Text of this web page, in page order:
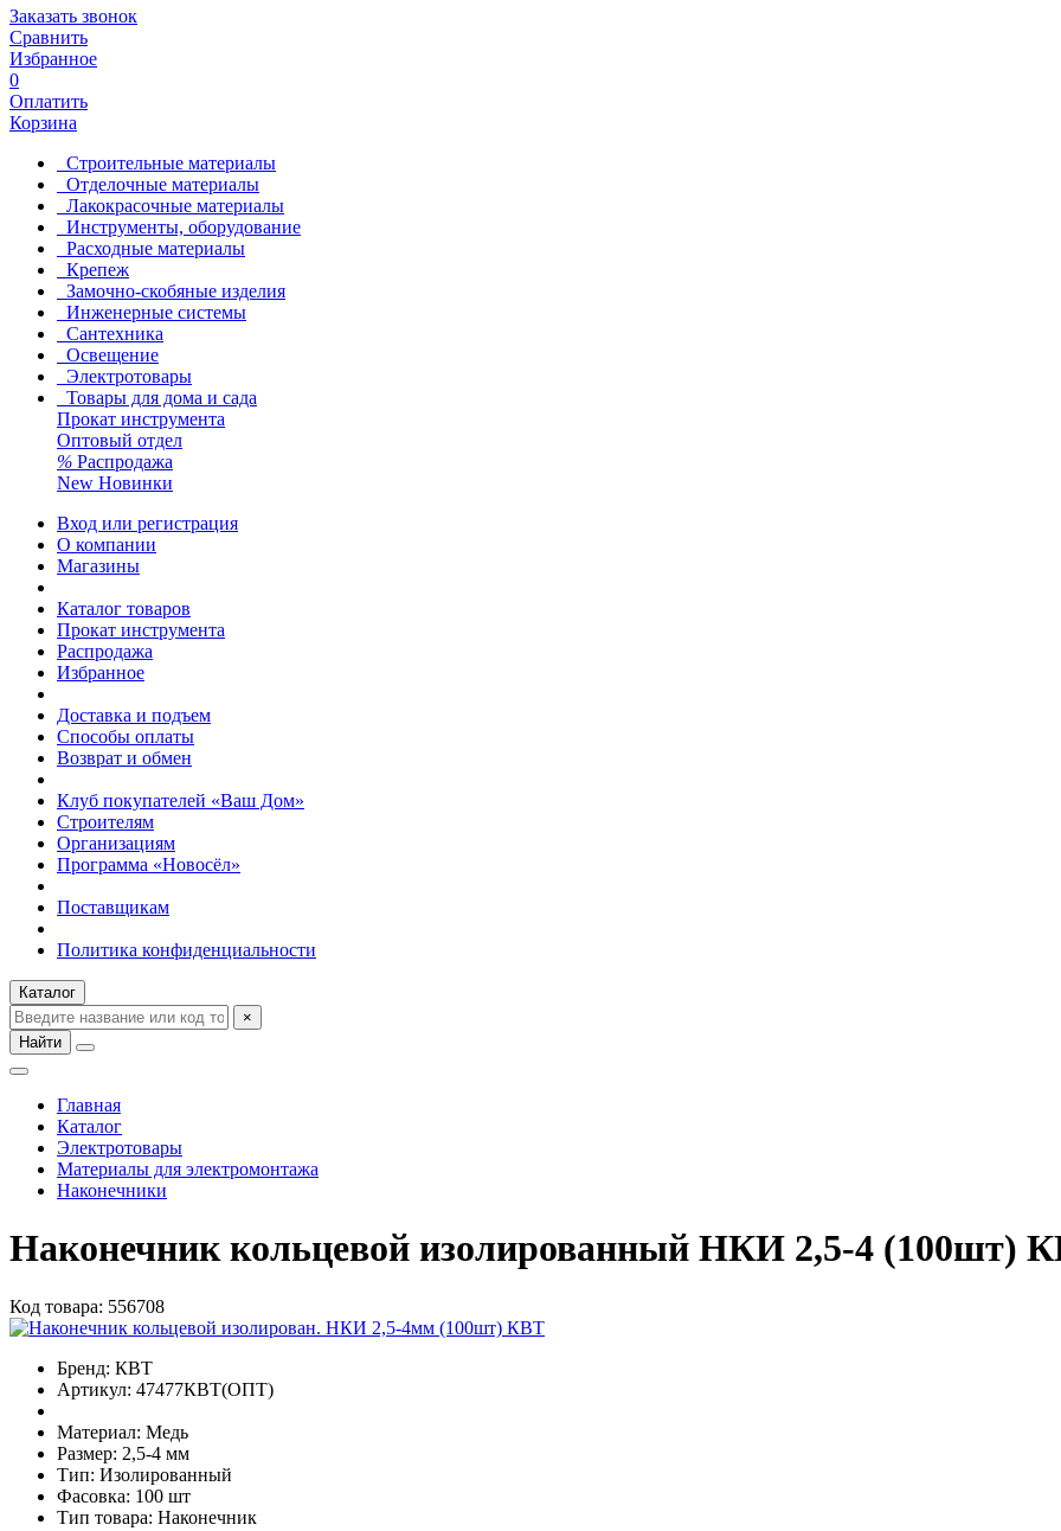
Заказать звонок
Сравнить
Избранное
0
Оплатить
Корзина
Строительные материалы
Отделочные материалы
Лакокрасочные материалы
Инструменты, оборудование
Расходные материалы
Крепеж
Замочно-скобяные изделия
Инженерные системы
Сантехника
Освещение
Электротовары
Товары для дома и сада
Прокат инструмента
Оптовый отдел
% Распродажа
New Новинки
Вход или регистрация
О компании
Магазины
Каталог товаров
Прокат инструмента
Распродажа
Избранное
Доставка и подъем
Способы оплаты
Возврат и обмен
Клуб покупателей «Ваш Дом»
Строителям
Организациям
Программа «Новосёл»
Поставщикам
Политика конфиденциальности
Каталог
×
Найти
Главная
Каталог
Электротовары
Материалы для электромонтажа
Наконечники
Наконечник кольцевой изолированный НКИ 2,5-4 (100шт)
Код товара: 556708
Бренд: КВТ
Артикул: 47477КВТ(ОПТ)
Материал: Медь
Размер: 2,5-4 мм
Тип: Изолированный
Фасовка: 100 шт
Тип товара: Наконечник